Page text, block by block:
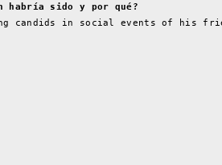
habría sido y por qué?
candids in social events of his